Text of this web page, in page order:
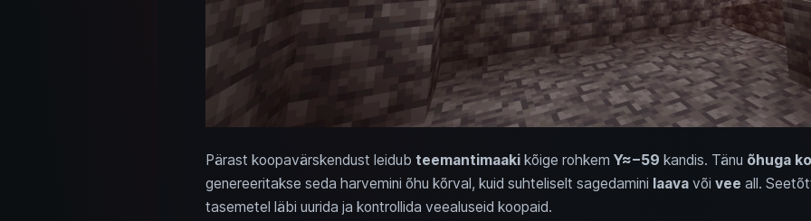
Pärast koopavärskendust leidub teemantimaakikõige rohkem Y≈−59 kandis. Tänu õhuga
genereeritakse seda harvemini õhu kõrval, kuid suhteliselt sagedamini laavavõi vee all.
tasemetel läbi uurida ja kontrollida veealuseid koopaid.